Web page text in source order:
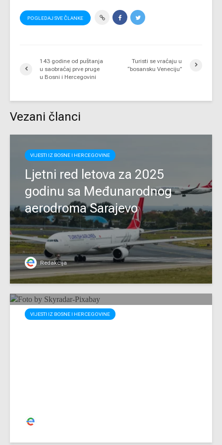
POGLEDAJ SVE ČLANKE
143 godine od puštanja
u saobraćaj prve pruge
u Bosni i Hercegovini
Turisti se vraćaju u
“bosansku Veneciju”
Vezani članci
VIJESTI IZ BOSNE I HERCEGOVINE
Ljetni red letova za 2025
godinu sa Međunarodnog
aerodroma Sarajevo
Redakcija
VIJESTI IZ BOSNE I HERCEGOVINE